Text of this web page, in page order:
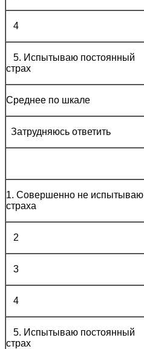
4
5. Испытываю постоянный
страх
Среднее по шкале
Затрудняюсь ответить
1. Совершенно не испытываю
страха
2
3
4
5. Испытываю постоянный
страх